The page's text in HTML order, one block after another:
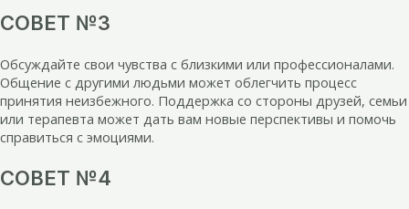
СОВЕТ №3
Обсуждайте свои чувства с близкими или профессионалами.
Общение с другими людьми может облегчить процесс
принятия неизбежного. Поддержка со стороны друзей, семьи
или терапевта может дать вам новые перспективы и помочь
справиться с эмоциями.
СОВЕТ №4